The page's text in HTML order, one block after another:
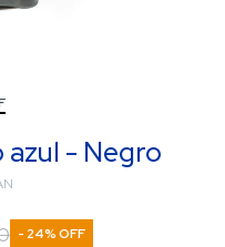
azul - Negro
24